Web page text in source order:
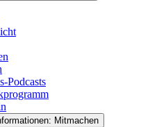
Podcasts
Mitmachen